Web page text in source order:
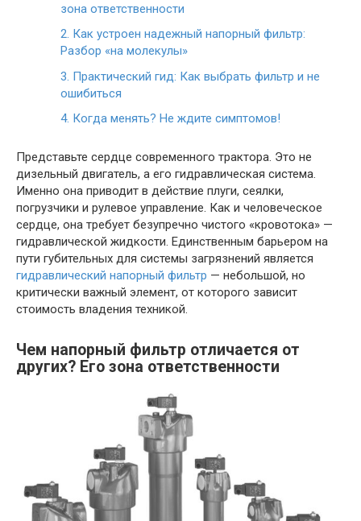
зона ответственности
2. Как устроен надежный напорный фильтр:
Разбор «на молекулы»
3. Практический гид: Как выбрать фильтр и не
ошибиться
4. Когда менять? Не ждите симптомов!
Представьте сердце современного трактора. Это не
дизельный двигатель, а его гидравлическая система.
Именно она приводит в действие плуги, сеялки,
погрузчики и рулевое управление. Как и человеческое
сердце, она требует безупречно чистого «кровотока» —
гидравлической жидкости. Единственным барьером на
пути губительных для системы загрязнений является
гидравлический напорный фильтр — небольшой, но
критически важный элемент, от которого зависит
стоимость владения техникой.
Чем напорный фильтр отличается от
других? Его зона ответственности